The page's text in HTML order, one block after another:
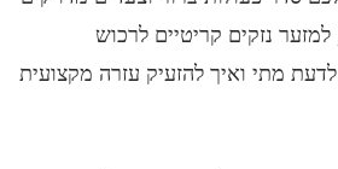
קריטיים לרכוש
ואיך להזעיק עזרה מקצועית